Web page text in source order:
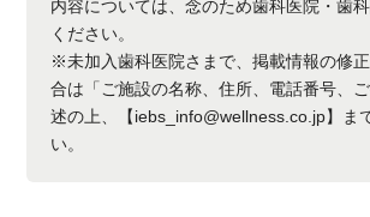
内容については、念のため歯科医院・歯
ください。
※未加入歯科医院さまで、掲載情報の修
合は「ご施設の名称、住所、電話番号、
述の上、【iebs_info@wellness.co.jp】ま
い。